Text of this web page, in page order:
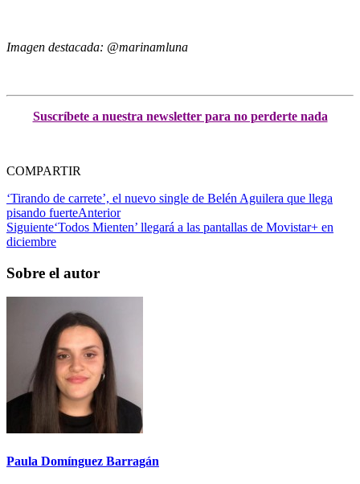
Imagen destacada: @marinamluna
Suscríbete a nuestra newsletter para no perderte nada
COMPARTIR
‘Tirando de carrete’, el nuevo single de Belén Aguilera que llega
pisando fuerteAnterior
Siguiente‘Todos Mienten’ llegará a las pantallas de Movistar+ en
diciembre
Sobre el autor
Paula Domínguez Barragán